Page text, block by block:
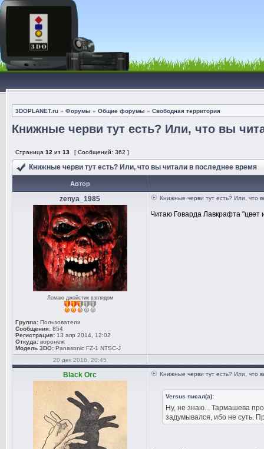
3DOPLANET.ru » Форумы » Общие форумы » Свободная территория
Книжные черви тут есть? Или, что вы
Страница 12 из 13 [ Сообщений: 362 ]
Книжные черви тут есть? Или, что вы читали в последнее время
Автор
zenya_1985
Ломаю джойстик взглядом
Группа: Пользователи
Сообщения: 854
Регистрация: 13 апр 2014, 12:02
Откуда: воронеж
Модель 3DO: Panasonic FZ-1 NTSC-J
Книжные черви тут есть? Или, что
Читаю Говарда Лавкрафта "цвет
20 дек 2016, 20:45
Black Orc Книжные черви тут есть? Или, что
Versus писал(а):
Ну, не знаю... Тармашева
задумывался, ибо не суть.